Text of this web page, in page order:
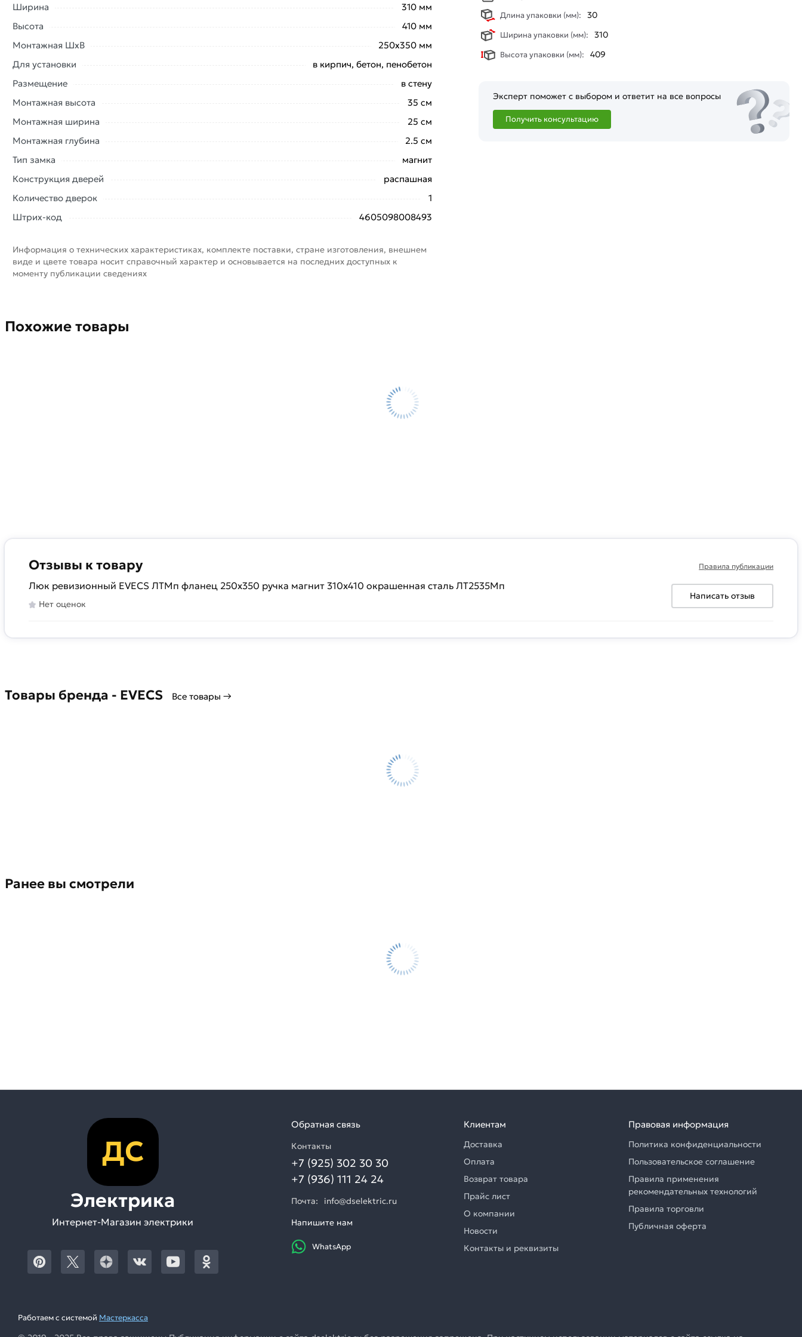
310x410 окрашенная сталь ЛТ2535Мп из категории
действительны
в Москве и области.
Наши профессиональные менеджеры обработают заказ и свяжутся с Вами для согласования условий
доставки или самовывоза. Перед оформлением онлайн заказа рекомендуем ознакомиться с
описанием, характеристиками и отзывами.
купленного товарa в течение 7 дней (наличие чека обязательно).
Ширина
310 мм
Высота
410 мм
Монтажная ШхВ
250х350 мм
Для установки
в кирпич, бетон, пенобетон
Размещение
в стену
Монтажная высота
35 см
Монтажная ширина
25 см
Монтажная глубина
2.5 см
Тип замка
магнит
Конструкция дверей
распашная
Количество дверок
1
Штрих-код
4605098008493
Информация о технических характеристиках, комплекте поставки, стране изготовления, внешнем
виде и цвете товара носит справочный характер и основывается на последних доступных к
моменту публикации сведениях
Длина упаковки (мм): 30
Ширина упаковки (мм): 310
Высота упаковки (мм): 409
Эксперт поможет с выбором и ответит на все вопросы
Получить консультацию
Похожие товары
Отзывы к товару
Люк ревизионный EVECS ЛТМп фланец 250x350 ручка магнит 310x410 окрашенная сталь ЛТ2535Мп
Нет оценок
Правила публикации
Написать отзыв
Товары бренда - EVECS Все товары →
Ранее вы смотрели
ДС
Электрика
Интернет-Магазин электрики
Обратная связь
Контакты
+7 (925) 302 30 30
+7 (936) 111 24 24
Почта:
info@dselektric.ru
Напишите нам
WhatsApp
Клиентам
Доставка
Оплата
Возврат товара
Прайс лист
О компании
Новости
Контакты и реквизиты
Правовая информация
Политика конфиденциальности
Пользовательское соглашение
Правила применения
рекомендательных технологий
Правила торговли
Публичная оферта
Работаем с системой Мастеркасса